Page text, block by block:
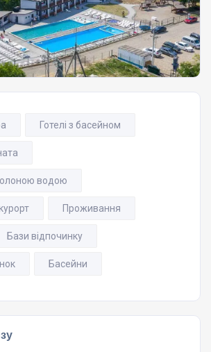
Готелі з басейном
водою
Проживання
Бази відпочинку
Басейни